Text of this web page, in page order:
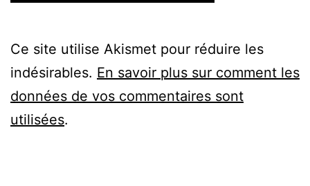
Ce site utilise Akismet pour réduire les
indésirables. En savoir plus sur comment les
données de vos commentaires sont
utilisées.